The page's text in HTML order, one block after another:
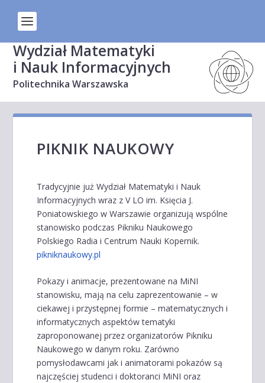
Wydział Matematyki
i Nauk Informacyjnych
Politechnika Warszawska
PIKNIK NAUKOWY
Tradycyjnie już Wydział Matematyki i Nauk
Informacyjnych wraz z V LO im. Księcia J.
Poniatowskiego w Warszawie organizują wspólne
stanowisko podczas Pikniku Naukowego
Polskiego Radia i Centrum Nauki Kopernik.
pikniknaukowy.pl
Pokazy i animacje, prezentowane na MiNI
stanowisku, mają na celu zaprezentowanie – w
ciekawej i przystępnej formie – matematycznych i
informatycznych aspektów tematyki
zaproponowanej przez organizatorów Pikniku
Naukowego w danym roku. Zarówno
pomysłodawcami jak i animatorami pokazów są
najczęściej studenci i doktoranci MiNI oraz